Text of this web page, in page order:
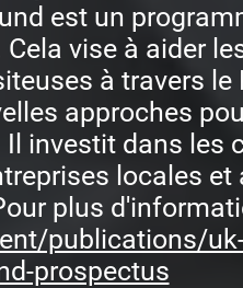
est un
vise à aider
à travers le
approches
investit dans les
locales et
plus
publications/
prospectus